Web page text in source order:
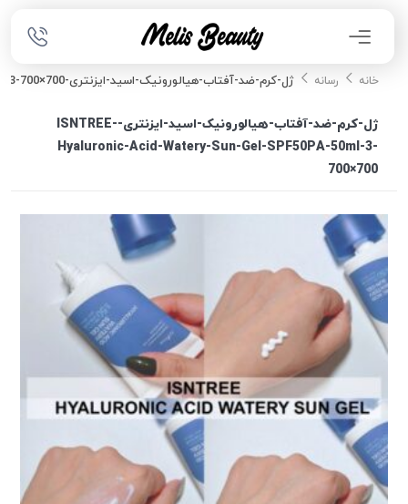
خانه رسانه ژل-کرم-ضد-آفتاب-هیالورونیک-اسید-ایزنتری-ISNTREE-Hyaluronic-Acid-Watery-Sun-Gel-SPF50PA-50ml-3-700×700
ژل-کرم-ضد-آفتاب-هیالورونیک-اسید-ایزنتری-ISNTREE-
Hyaluronic-Acid-Watery-Sun-Gel-SPF50PA-50ml-3-
700×700